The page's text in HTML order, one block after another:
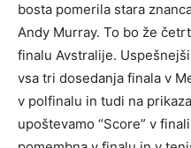
bosta pomerila stara
Andy Murray. To bo že
finalu Avstralije.
vsa tri dosedanja finala v
v polfinalu in tudi na
upoštevamo “Score” v